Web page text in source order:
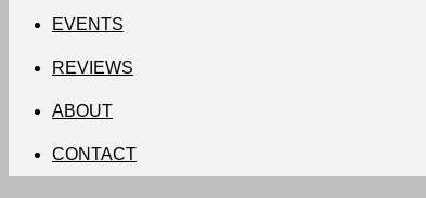
EVENTS
REVIEWS
ABOUT
CONTACT